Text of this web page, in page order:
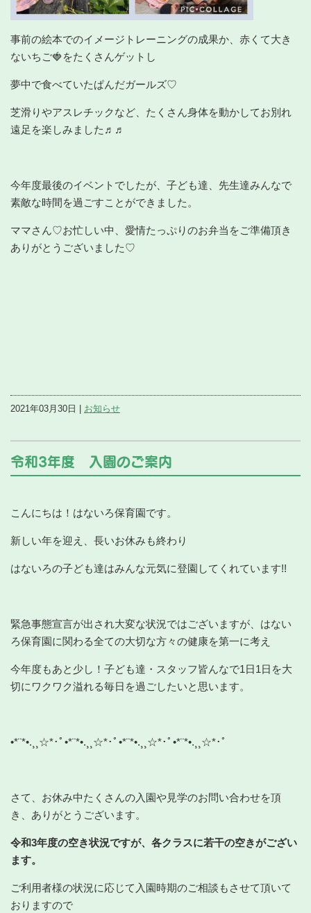
事前の絵本でのイメージトレーニングの成果か、赤くて大き
ないちご🍓をたくさんゲットし
夢中で食べていたぱんだガールズ♡
芝滑りやアスレチックなど、たくさん身体を動かしてお別れ
遠足を楽しみました♬♬
今年度最後のイベントでしたが、子ども達、先生達みんなで
素敵な時間を過ごすことができました。
ママさん♡お忙しい中、愛情たっぷりのお弁当をご準備頂き
ありがとうございました♡
2021年03月30日 | お知らせ
令和3年度 入園のご案内
こんにちは！はないろ保育園です。
新しい年を迎え、長いお休みも終わり
はないろの子ども達はみんな元気に登園してくれています!!
緊急事態宣言が出され大変な状況ではございますが、はない
ろ保育園に関わる全ての大切な方々の健康を第一に考え
今年度もあと少し！子ども達・スタッフ皆んなで1日1日を大
切にワクワク溢れる毎日を過ごしたいと思います。
•*¨*•.¸¸☆*･ﾟ•*¨*•.¸¸☆*･ﾟ•*¨*•.¸¸☆*･ﾟ•*¨*•.¸¸☆*･ﾟ
さて、お休み中たくさんの入園や見学のお問い合わせを頂
き、ありがとうございます。
令和3年度の空き状況ですが、各クラスに若干の空きがござい
ます。
ご利用者様の状況に応じて入園時期のご相談もさせて頂いて
おりますので